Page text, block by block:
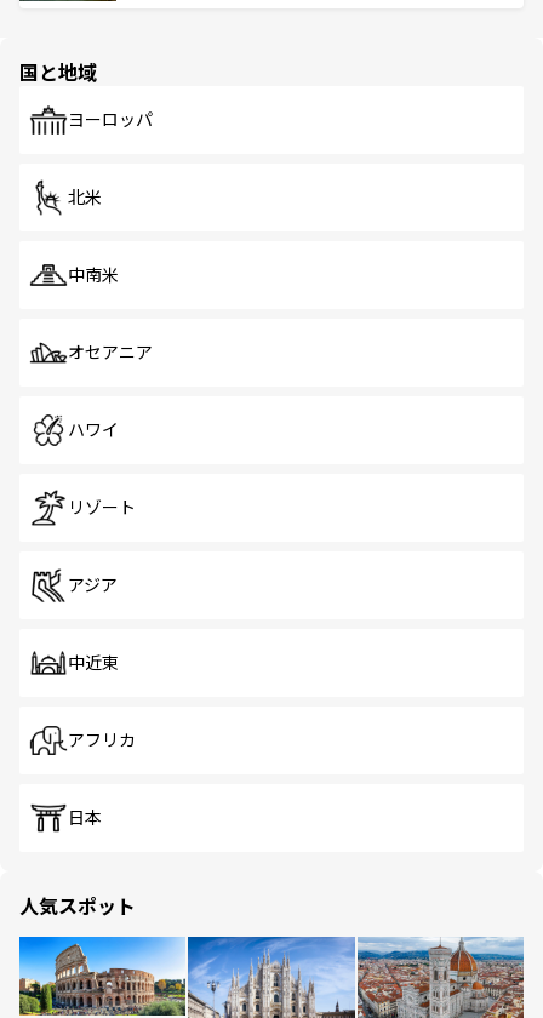
で、ホーカーズは地元の風情を楽しめる外せないスポット
国と地域
ヨーロッパ
北米
中南米
オセアニア
ハワイ
リゾート
アジア
中近東
アフリカ
日本
人気スポット